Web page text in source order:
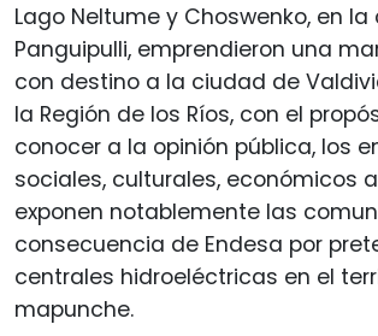
Lago Neltume y Choswenko, en
Panguipulli, emprendieron una
con destino a la ciudad de
la Región de los Ríos, con el
conocer a la opinión pública, los
sociales, culturales, económicos
exponen notablemente las
consecuencia de Endesa por
centrales hidroeléctricas en el
mapunche.